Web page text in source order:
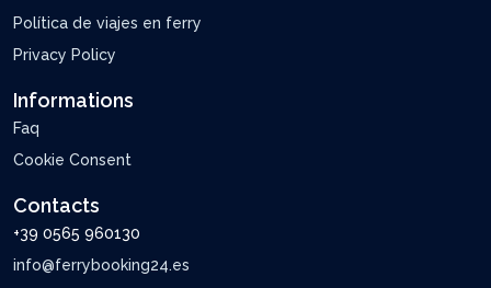
Política de viajes en ferry
Privacy Policy
Informations
Faq
Cookie Consent
Contacts
+39 0565 960130
info@ferrybooking24.es